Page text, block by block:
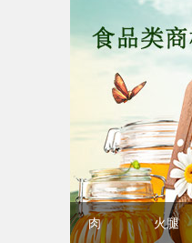
肉 火腿